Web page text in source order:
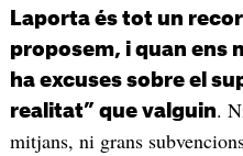
Laporta és tot un
proposem, i quan ens
ha excuses sobre el
realitat” que valguin.
mitjans, ni grans